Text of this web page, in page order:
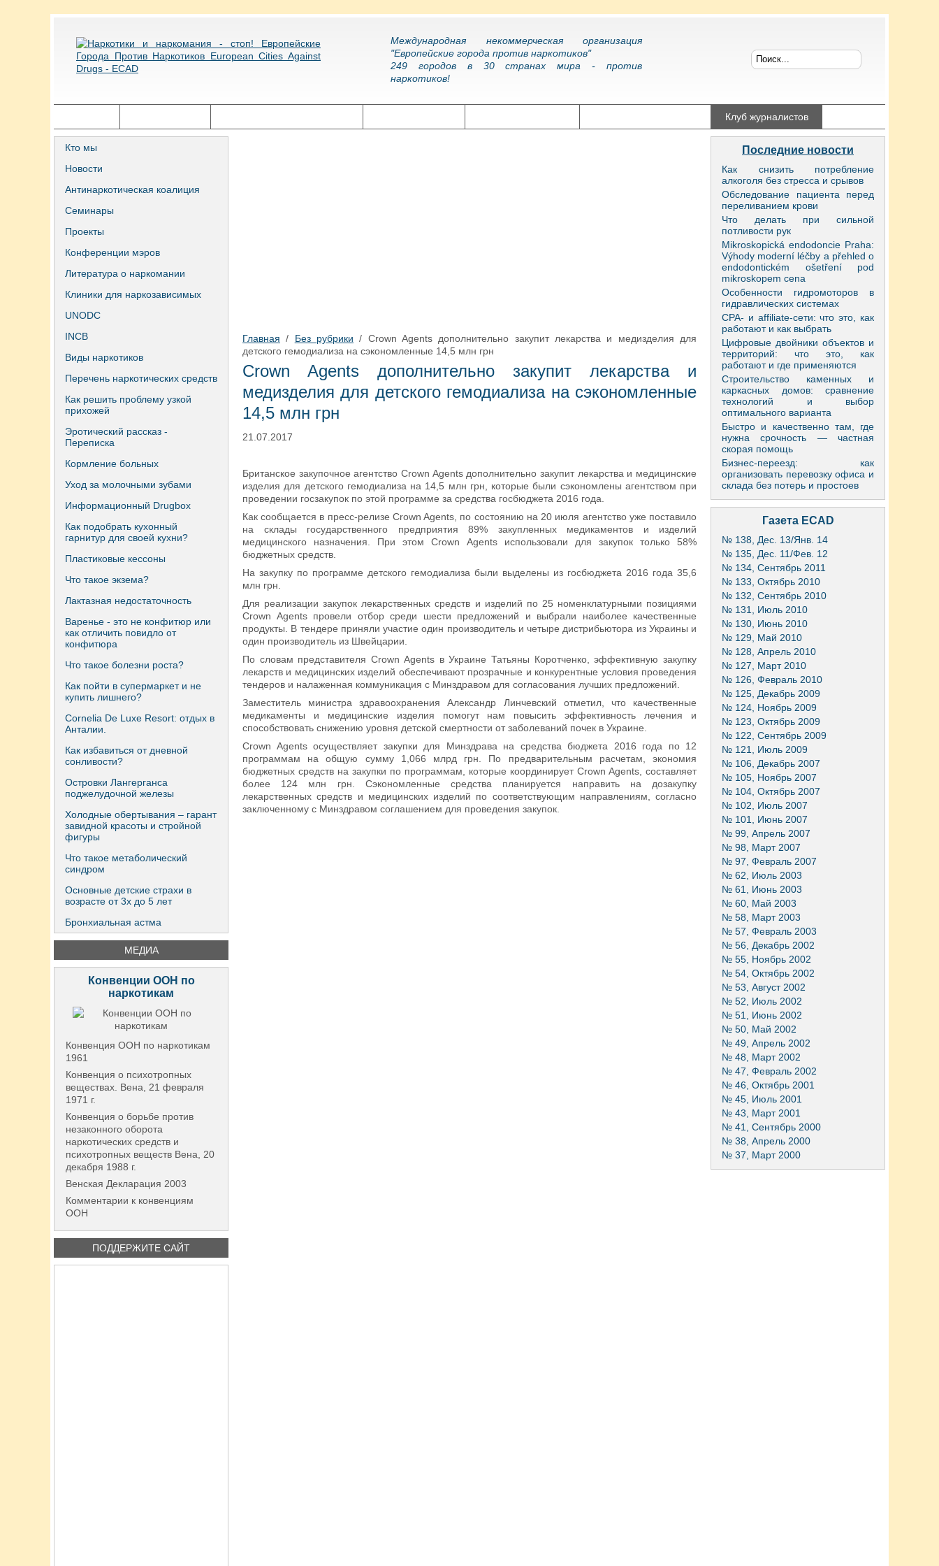
Международная некоммерческая организация
"Европейские города против наркотиков"
249 городов в 30 странах мира - против
наркотиков!
Клуб журналистов
Кто мы
Новости
Антинаркотическая коалиция
Семинары
Проекты
Конференции мэров
Литература о наркомании
Клиники для наркозависимых
UNODC
INCB
Виды наркотиков
Перечень наркотических средств
Как решить проблему узкой
прихожей
Эротический рассказ -
Переписка
Кормление больных
Уход за молочными зубами
Информационный Drugbox
Как подобрать кухонный
гарнитур для своей кухни?
Пластиковые кессоны
Что такое экзема?
Лактазная недостаточность
Варенье - это не конфитюр или
как отличить повидло от
конфитюра
Что такое болезни роста?
Как пойти в супермаркет и не
купить лишнего?
Сornelia De Luxe Resort: отдых в
Анталии.
Как избавиться от дневной
сонливости?
Островки Лангерганса
поджелудочной железы
Холодные обертывания – гарант
завидной красоты и стройной
фигуры
Что такое метаболический
синдром
Основные детские страхи в
возрасте от 3х до 5 лет
Бронхиальная астма
МЕДИА
Конвенции ООН по
наркотикам
Конвенция ООН по наркотикам
1961
Конвенция о психотропных
веществах. Вена, 21 февраля
1971 г.
Конвенция о борьбе против
незаконного оборота
наркотических средств и
психотропных веществ Вена, 20
декабря 1988 г.
Венская Декларация 2003
Комментарии к конвенциям
ООН
ПОДДЕРЖИТЕ САЙТ
Главная / Без рубрики / Crown Agents дополнительно закупит лекарства и медизделия для
детского гемодиализа на сэкономленные 14,5 млн грн
Crown Agents дополнительно закупит лекарства и
медизделия для детского гемодиализа на сэкономленные
14,5 млн грн
21.07.2017
Британское закупочное агентство Crown Agents дополнительно закупит лекарства и медицинские
изделия для детского гемодиализа на 14,5 млн грн, которые были сэкономлены агентством при
проведении госзакупок по этой программе за средства госбюджета 2016 года.
Как сообщается в пресс-релизе Crown Agents, по состоянию на 20 июля агентство уже поставило
на склады государственного предприятия 89% закупленных медикаментов и изделий
медицинского назначения. При этом Crown Agents использовали для закупок только 58%
бюджетных средств.
На закупку по программе детского гемодиализа были выделены из госбюджета 2016 года 35,6
млн грн.
Для реализации закупок лекарственных средств и изделий по 25 номенклатурными позициями
Crown Agents провели отбор среди шести предложений и выбрали наиболее качественные
продукты. В тендере приняли участие один производитель и четыре дистрибьютора из Украины и
один производитель из Швейцарии.
По словам представителя Crown Agents в Украине Татьяны Коротченко, эффективную закупку
лекарств и медицинских изделий обеспечивают прозрачные и конкурентные условия проведения
тендеров и налаженная коммуникация с Минздравом для согласования лучших предложений.
Заместитель министра здравоохранения Александр Линчевский отметил, что качественные
медикаменты и медицинские изделия помогут нам повысить эффективность лечения и
способствовать снижению уровня детской смертности от заболеваний почек в Украине.
Crown Agents осуществляет закупки для Минздрава на средства бюджета 2016 года по 12
программам на общую сумму 1,066 млрд грн. По предварительным расчетам, экономия
бюджетных средств на закупки по программам, которые координирует Crown Agents, составляет
более 124 млн грн. Сэкономленные средства планируется направить на дозакупку
лекарственных средств и медицинских изделий по соответствующим направлениям, согласно
заключенному с Минздравом соглашением для проведения закупок.
Последние новости
Как снизить потребление
алкоголя без стресса и срывов
Обследование пациента перед
переливанием крови
Что делать при сильной
потливости рук
Mikroskopická endodoncie Praha:
Výhody moderní léčby a přehled o
endodontickém ošetření pod
mikroskopem cena
Особенности гидромоторов в
гидравлических системах
CPA- и affiliate-сети: что это, как
работают и как выбрать
Цифровые двойники объектов и
территорий: что это, как
работают и где применяются
Строительство каменных и
каркасных домов: сравнение
технологий и выбор
оптимального варианта
Быстро и качественно там, где
нужна срочность — частная
скорая помощь
Бизнес-переезд: как
организовать перевозку офиса и
склада без потерь и простоев
Газета ECAD
№ 138, Дес. 13/Янв. 14
№ 135, Дес. 11/Фев. 12
№ 134, Сентябрь 2011
№ 133, Октябрь 2010
№ 132, Сентябрь 2010
№ 131, Июль 2010
№ 130, Июнь 2010
№ 129, Май 2010
№ 128, Апрель 2010
№ 127, Март 2010
№ 126, Февраль 2010
№ 125, Декабрь 2009
№ 124, Ноябрь 2009
№ 123, Октябрь 2009
№ 122, Сентябрь 2009
№ 121, Июль 2009
№ 106, Декабрь 2007
№ 105, Ноябрь 2007
№ 104, Октябрь 2007
№ 102, Июль 2007
№ 101, Июнь 2007
№ 99, Апрель 2007
№ 98, Март 2007
№ 97, Февраль 2007
№ 62, Июль 2003
№ 61, Июнь 2003
№ 60, Май 2003
№ 58, Март 2003
№ 57, Февраль 2003
№ 56, Декабрь 2002
№ 55, Ноябрь 2002
№ 54, Октябрь 2002
№ 53, Август 2002
№ 52, Июль 2002
№ 51, Июнь 2002
№ 50, Май 2002
№ 49, Апрель 2002
№ 48, Март 2002
№ 47, Февраль 2002
№ 46, Октябрь 2001
№ 45, Июль 2001
№ 43, Март 2001
№ 41, Сентябрь 2000
№ 38, Апрель 2000
№ 37, Март 2000